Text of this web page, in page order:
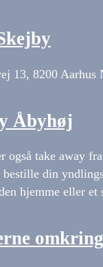
13, 8200 Aarhus
Åbyhøj
også take away
din
hjemme eller et